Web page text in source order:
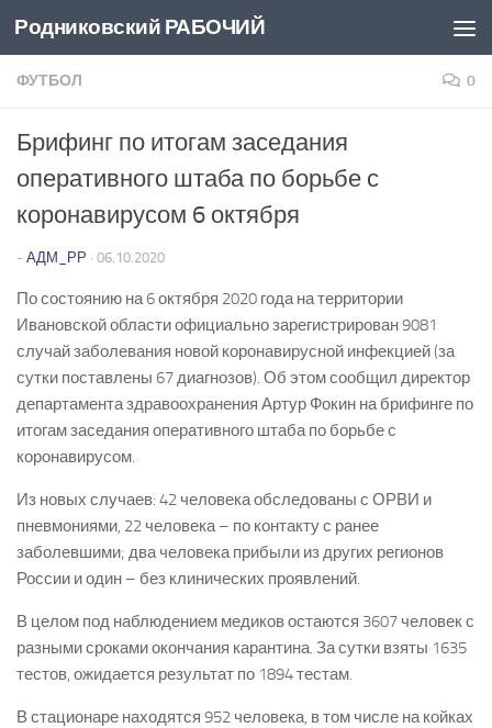
Перейти к содержимому
Родниковский РАБОЧИЙ
ФУТБОЛ 0
Брифинг по итогам заседания
оперативного штаба по борьбе с
коронавирусом 6 октября
- АДМ_РР · 06.10.2020
По состоянию на 6 октября 2020 года на территории
Ивановской области официально зарегистрирован 9081
случай заболевания новой коронавирусной инфекцией (за
сутки поставлены 67 диагнозов). Об этом сообщил директор
департамента здравоохранения Артур Фокин на брифинге по
итогам заседания оперативного штаба по борьбе с
коронавирусом.
Из новых случаев: 42 человека обследованы с ОРВИ и
пневмониями, 22 человека – по контакту с ранее
заболевшими; два человека прибыли из других регионов
России и один – без клинических проявлений.
В целом под наблюдением медиков остаются 3607 человек с
разными сроками окончания карантина. За сутки взяты 1635
тестов, ожидается результат по 1894 тестам.
В стационаре находятся 952 человека, в том числе на койках